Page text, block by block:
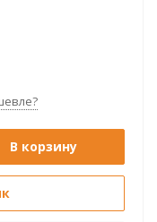
В корзину